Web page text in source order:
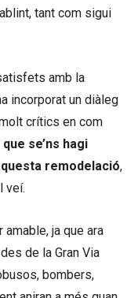
tant com sigui
amb la
incorporat un diàleg
crítics en com
se’ns hagi
remodelació,
veí.
ja que ara
de la Gran Via
bombers,